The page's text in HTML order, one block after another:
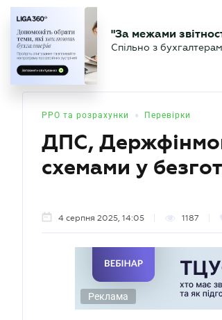
БУХГАЛТЕР Новини
"За межами
Спільно з
РРО та розрахунки • Перевірки
ДПС,
схемами у
4 серпня 2025, 14:05 1187
Реклама